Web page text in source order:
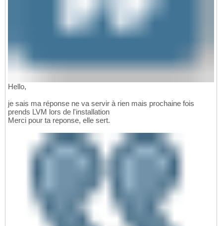
Hello,
je sais ma réponse ne va servir à rien mais prochaine fois
prends LVM lors de l'installation
Merci pour ta reponse, elle sert.